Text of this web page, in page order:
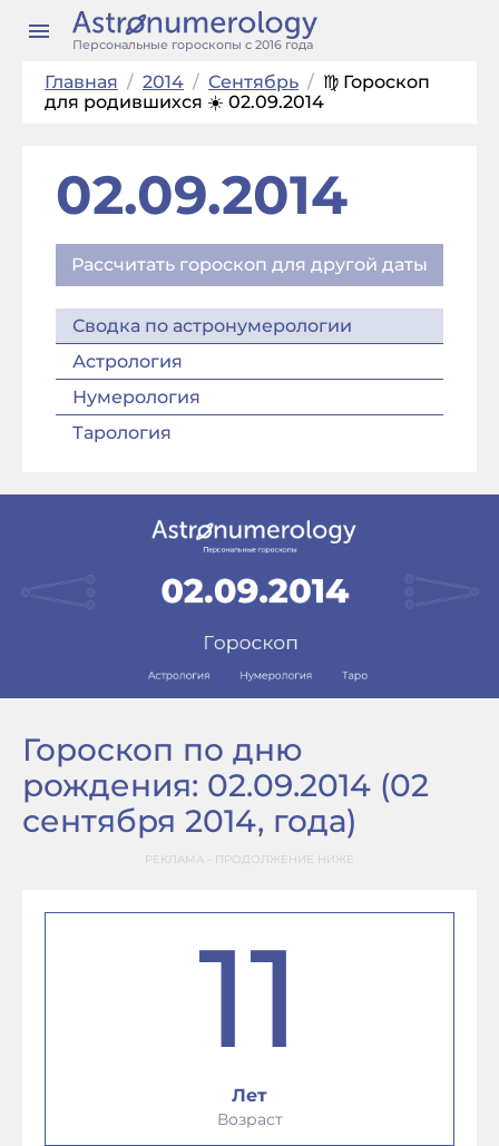
Персональные гороскопы с 2016 года
Главная / 2014 / Сентябрь / ♍ Гороскоп
для родившихся ☀️ 02.09.2014
02.09.2014
Рассчитать гороскоп для другой даты
Сводка по астронумерологии
Астрология
Нумерология
Тарология
Гороскоп по дню
рождения: 02.09.2014 (02
сентября 2014, года)
РЕКЛАМА - ПРОДОЛЖЕНИЕ НИЖЕ
11
Лет
Возраст